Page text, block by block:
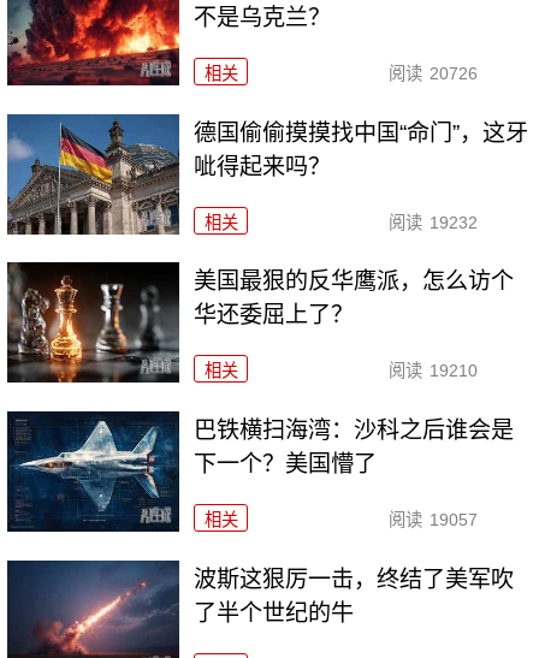
不是乌克兰？
相关 阅读 20726
德国偷偷摸摸找中国“命门”，这牙
呲得起来吗？
相关 阅读 19232
美国最狠的反华鹰派，怎么访个
华还委屈上了？
相关 阅读 19210
巴铁横扫海湾：沙科之后谁会是
下一个？美国懵了
相关 阅读 19057
波斯这狠厉一击，终结了美军吹
了半个世纪的牛